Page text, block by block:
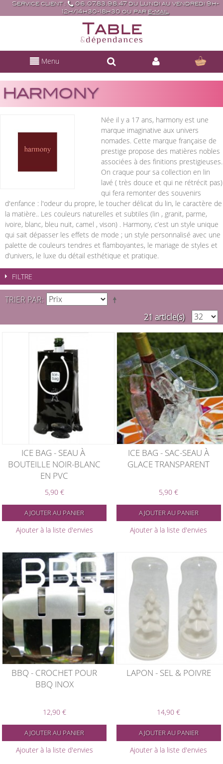
Service client :
06.07.83.98.47 du Lundi au vendredi 9h-
12h/14h30-18h30 ou par e-mail
Menu
HARMONY
Née il y a 17 ans, harmony est une
marque imaginative aux univers
nomades. Cette marque française de
prestige propose des matières nobles
associées à des finitions prestigieuses.
On craque pour sa collection en lin
lavé ( très douce et qui ne rétrécit pas)
qui fera remonter des souvenirs
d'enfance : l'odeur du propre, le toucher délicat du lin, le caractère de
la matière.. Les couleurs naturelles et subtiles (lin , granit, parme,
ivoire, blanc, bleu nuit, camel , vison) . Harmony, c’est un style unique
qui sait dépasser les effets de mode ; un style personnalisé avec une
palette de couleurs tendres et flamboyantes, le mariage de styles et
d’univers, le luxe du détail esthétique et pratique.
FILTRE
TRIER PAR
21 article(s)
ICE BAG - SEAU À
BOUTEILLE NOIR-BLANC
EN PVC
5,90 €
AJOUTER AU PANIER
Ajouter à la liste d'envies
ICE BAG - SAC-SEAU À
GLACE TRANSPARENT
5,90 €
AJOUTER AU PANIER
Ajouter à la liste d'envies
BBQ - CROCHET POUR
BBQ INOX
12,90 €
AJOUTER AU PANIER
Ajouter à la liste d'envies
LAPON - SEL & POIVRE
14,90 €
AJOUTER AU PANIER
Ajouter à la liste d'envies